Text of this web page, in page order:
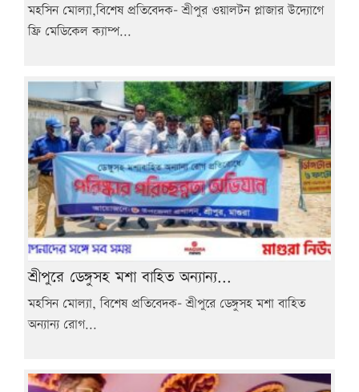
মহসিন মোল্যা,বিশেষ প্রতিবেদক- শ্রীপুর ওয়ালটন প্লাজার উদ্যোগে
ফ্রি মেডিকেল ক্যাম্প...
শ্রীপুরে ডেঙ্গুসহ মশা বাহিত অন্যান্য...
মহসিন মোল্যা, বিশেষ প্রতিবেদক- শ্রীপুরে ডেঙ্গুসহ মশা বাহিত
অন্যান্য রোগ...